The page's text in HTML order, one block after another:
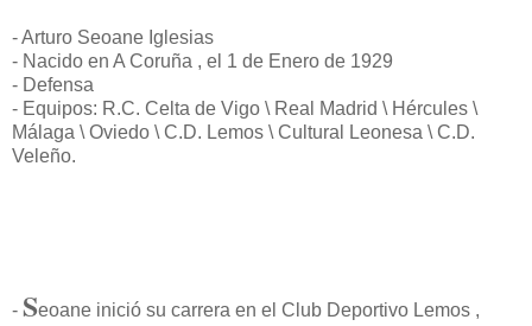
- Arturo Seoane Iglesias
- Nacido en A Coruña , el 1 de Enero de 1929
- Defensa
- Equipos: R.C. Celta de Vigo \ Real Madrid \ Hércules \
Málaga \ Oviedo \ C.D. Lemos \ Cultural Leonesa \ C.D.
Veleño.
- Seoane inició su carrera en el Club Deportivo Lemos ,